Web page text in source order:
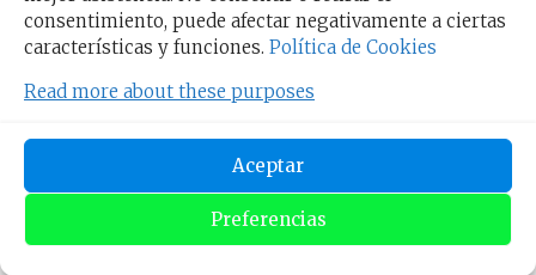
consentimiento, puede afectar negativamente a ciertas
características y funciones. Política de Cookies
Read more about these purposes
Aceptar
Preferencias
Cita Consular de
Honduras por Internet
Puedes gestionar tu cita consular hondureña
de forma online desde cualquier parte del
mundo, más allá de vivir o no en EE.
Ingresa a la página del Consulado de